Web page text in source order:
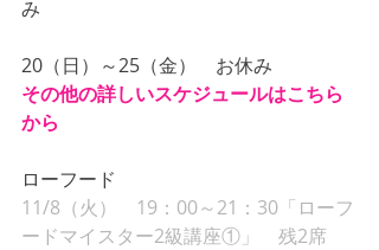
み
20（日）～25（金）　お休み
その他の詳しいスケジュールはこちら
から
ローフード
11/8（火）　19：00～21：30「ローフ
ードマイスター2級講座①」　残2席